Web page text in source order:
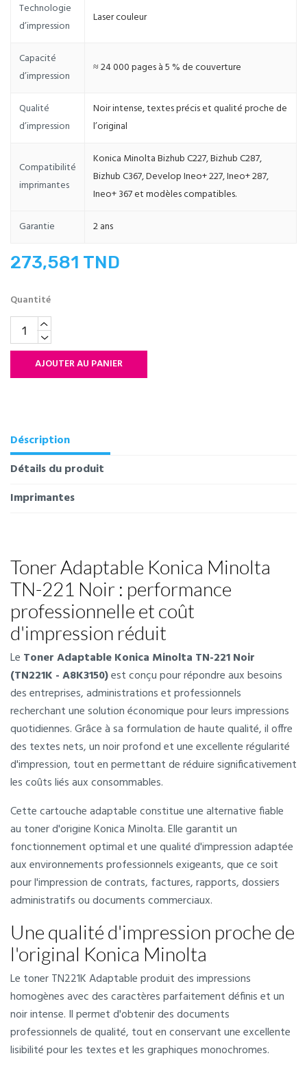
Technologie
d’impression
Laser couleur
Capacité
d’impression
≈ 24 000 pages à 5 % de couverture
Qualité
d’impression
Noir intense, textes précis et qualité proche de
l’original
Compatibilité
imprimantes
Konica Minolta Bizhub C227, Bizhub C287,
Bizhub C367, Develop Ineo+ 227, Ineo+ 287,
Ineo+ 367 et modèles compatibles.
Garantie 2 ans
273,581 TND
Quantité
AJOUTER AU PANIER
Déscription
Détails du produit
Imprimantes
Toner Adaptable Konica Minolta
TN-221 Noir : performance
professionnelle et coût
d'impression réduit
Le Toner Adaptable Konica Minolta TN-221 Noir
(TN221K - A8K3150)est conçu pour répondre aux besoins
des entreprises, administrations et professionnels
recherchant une solution économique pour leurs impressions
quotidiennes. Grâce à sa formulation de haute qualité, il offre
des textes nets, un noir profond et une excellente régularité
d'impression, tout en permettant de réduire significativement
les coûts liés aux consommables.
Cette cartouche adaptable constitue une alternative fiable
au toner d'origine Konica Minolta. Elle garantit un
fonctionnement optimal et une qualité d'impression adaptée
aux environnements professionnels exigeants, que ce soit
pour l'impression de contrats, factures, rapports, dossiers
administratifs ou documents commerciaux.
Une qualité d'impression proche de
l'original Konica Minolta
Le toner TN221K Adaptable produit des impressions
homogènes avec des caractères parfaitement définis et un
noir intense. Il permet d'obtenir des documents
professionnels de qualité, tout en conservant une excellente
lisibilité pour les textes et les graphiques monochromes.